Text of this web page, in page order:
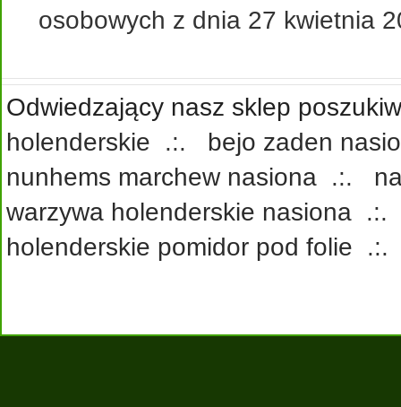
osobowych z dnia 27 kwietnia
Odwiedzający nasz sklep
holenderskie .:. bejo zaden
nunhems marchew nasiona .:.
warzywa holenderskie nasiona
holenderskie pomidor pod folie